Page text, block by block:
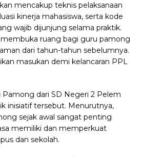
mencakup teknis pelaksanaan
kinerja mahasiswa, serta kode
wajib dijunjung selama praktik.
ruang bagi guru pamong
dari tahun-tahun sebelumnya.
masukan demi kelancaran PPL
Pamong dari SD Negeri 2 Pelem
inisiatif tersebut. Menurutnya,
sejak awal sangat penting
memiliki dan memperkuat
dan sekolah.